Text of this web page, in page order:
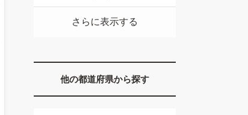
さらに表示する
他の都道府県から探す